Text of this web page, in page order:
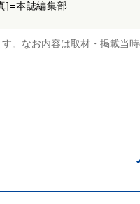
]=本誌編集部
。なお内容は取材・掲載当時